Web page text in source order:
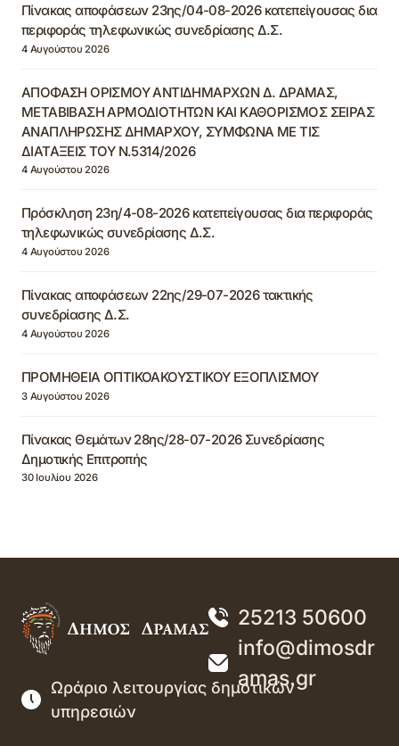
Πίνακας αποφάσεων 23ης/04-08-2026 κατεπείγουσας δια
περιφοράς τηλεφωνικώς συνεδρίασης Δ.Σ.
4 Αυγούστου 2026
ΑΠΟΦΑΣΗ ΟΡΙΣΜΟΥ ΑΝΤΙΔΗΜΑΡΧΩΝ Δ. ΔΡΑΜΑΣ,
ΜΕΤΑΒΙΒΑΣΗ ΑΡΜΟΔΙΟΤΗΤΩΝ ΚΑΙ ΚΑΘΟΡΙΣΜΟΣ ΣΕΙΡΑΣ
ΑΝΑΠΛΗΡΩΣΗΣ ΔΗΜΑΡΧΟΥ, ΣΥΜΦΩΝΑ ΜΕ ΤΙΣ
ΔΙΑΤΑΞΕΙΣ ΤΟΥ Ν.5314/2026
4 Αυγούστου 2026
Πρόσκληση 23η/4-08-2026 κατεπείγουσας δια περιφοράς
τηλεφωνικώς συνεδρίασης Δ.Σ.
4 Αυγούστου 2026
Πίνακας αποφάσεων 22ης/29-07-2026 τακτικής
συνεδρίασης Δ.Σ.
4 Αυγούστου 2026
ΠΡΟΜΗΘΕΙΑ ΟΠΤΙΚΟΑΚΟΥΣΤΙΚΟΥ ΕΞΟΠΛΙΣΜΟΥ
3 Αυγούστου 2026
Πίνακας Θεμάτων 28ης/28-07-2026 Συνεδρίασης
Δημοτικής Επιτροπής
30 Ιουλίου 2026
25213 50600
info@dimosdr
amas.gr
Ωράριο λειτουργίας δημοτικών
υπηρεσιών